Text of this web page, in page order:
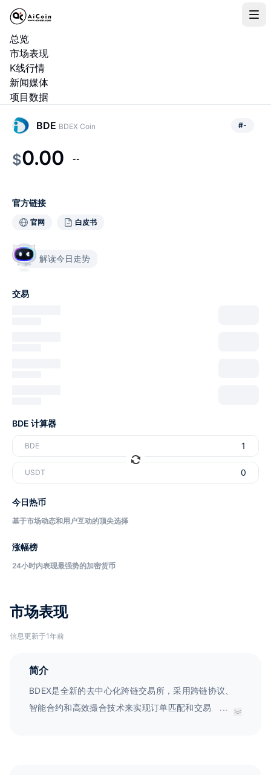
总览
市场表现
K线行情
新闻媒体
项目数据
市场表现
信息更新于1年前
简介
BDEX是全新的去中心化跨链交易所，采用跨链协议、
智能合约和高效撮合技术来实现订单匹配和交易。BDE
...
BDE BDEX Coin #-
$0.00 --
官方链接
官网 白皮书
解读今日走势
交易
BDE 计算器
BDE
USDT
今日热币
基于市场动态和用户互动的顶尖选择
涨幅榜
24小时内表现最强势的加密货币